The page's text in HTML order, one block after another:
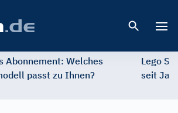
Abonnement: Welches
passt zu Ihnen?
Lego
seit